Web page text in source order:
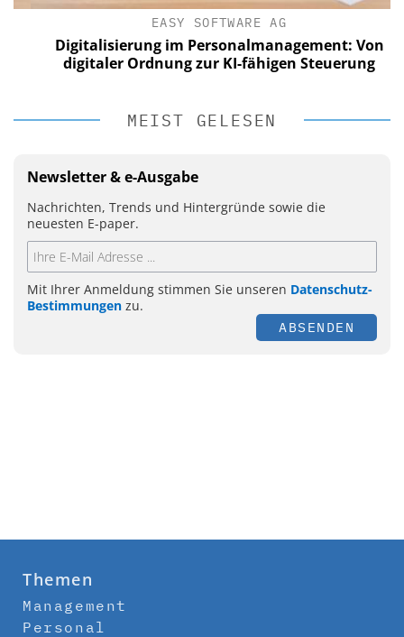
EASY SOFTWARE AG
Digitalisierung im Personalmanagement: Von
digitaler Ordnung zur KI-fähigen Steuerung
MEIST GELESEN
Newsletter & e-Ausgabe
Nachrichten, Trends und Hintergründe sowie die
neuesten E-paper.
Mit Ihrer Anmeldung stimmen Sie unseren Datenschutz-
Bestimmungen zu.
ABSENDEN
Themen
Management
Personal